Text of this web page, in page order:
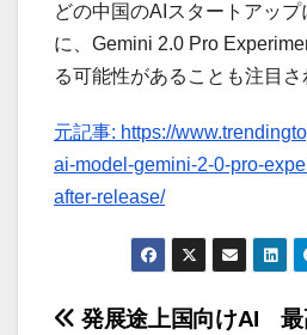
どの中国のAIスタートアッ
に、Gemini 2.0 Pro
る可能性があることも注目さ
元記事: https://
ai-model-gemini-2-0-pro-
after-release/
発展途上国向けAI